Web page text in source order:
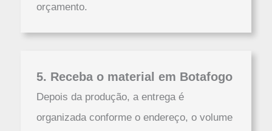
orçamento.
5. Receba o material em Botafogo
Depois da produção, a entrega é
organizada conforme o endereço, o volume